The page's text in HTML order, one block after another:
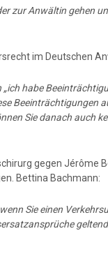
zur Anwältin gehen
im Deutschen
habe
Beeinträchtigungen
Sie danach auch
gegen Jérôme
Bettina Bachmann:
Sie einen